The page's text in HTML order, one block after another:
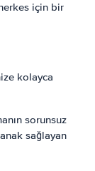
için bir
kolayca
sorunsuz
sağlayan